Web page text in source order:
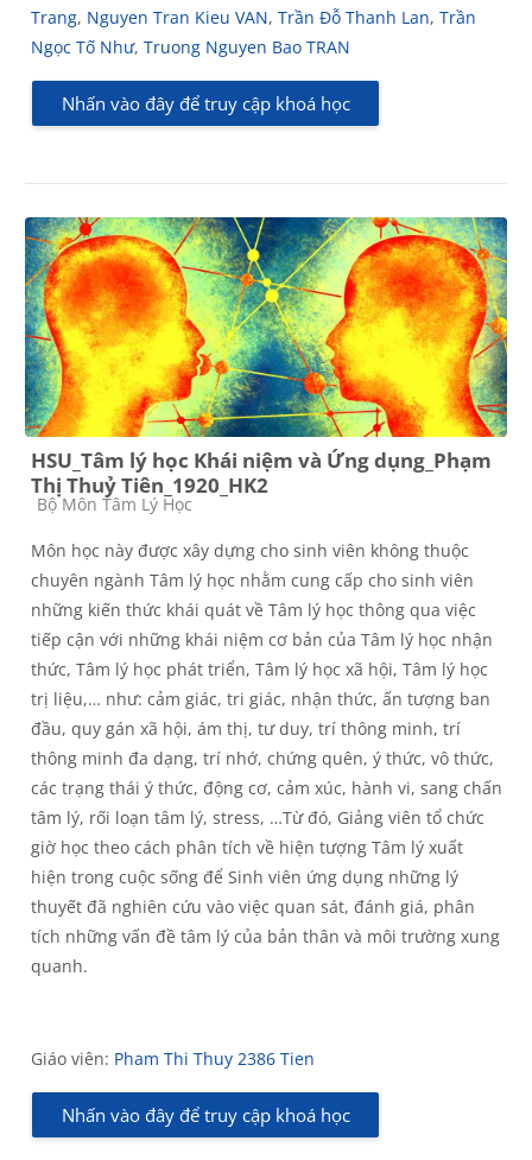
Trang, Nguyen Tran Kieu VAN, Trần Đỗ Thanh Lan, Trần
Ngọc Tố Như, Truong Nguyen Bao TRAN
Nhấn vào đây để truy cập khoá học
HSU_Tâm lý học Khái niệm và Ứng dụng_Phạm
Thị Thuỷ Tiên_1920_HK2
Các loại khóa học
Bộ Môn Tâm Lý Học
Môn học này được xây dựng cho sinh viên không thuộc
chuyên ngành Tâm lý học nhằm cung cấp cho sinh viên
những kiến thức khái quát về Tâm lý học thông qua việc
tiếp cận với những khái niệm cơ bản của Tâm lý học nhận
thức, Tâm lý học phát triển, Tâm lý học xã hội, Tâm lý học
trị liệu,… như: cảm giác, tri giác, nhận thức, ấn tượng ban
đầu, quy gán xã hội, ám thị, tư duy, trí thông minh, trí
thông minh đa dạng, trí nhớ, chứng quên, ý thức, vô thức,
các trạng thái ý thức, động cơ, cảm xúc, hành vi, sang chấn
tâm lý, rối loạn tâm lý, stress, …Từ đó, Giảng viên tổ chức
giờ học theo cách phân tích về hiện tượng Tâm lý xuất
hiện trong cuộc sống để Sinh viên ứng dụng những lý
thuyết đã nghiên cứu vào việc quan sát, đánh giá, phân
tích những vấn đề tâm lý của bản thân và môi trường xung
quanh.
Giáo viên: Pham Thi Thuy 2386 Tien
Nhấn vào đây để truy cập khoá học